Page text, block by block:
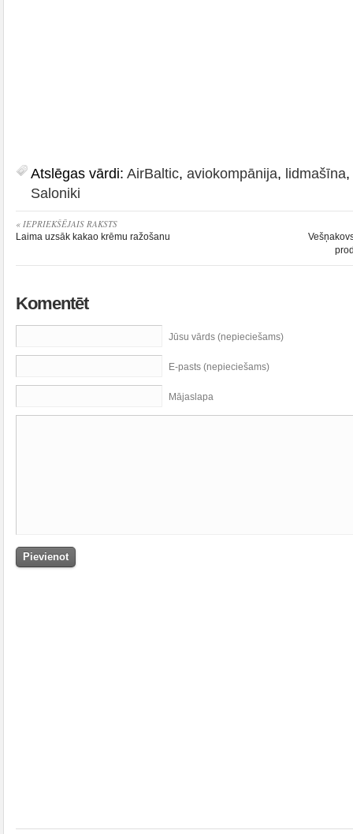
Atslēgas vārdi: AirBaltic, aviokompānija, lidmašīna,
Saloniki
« IEPRIEKŠĒJAIS RAKSTS
Laima uzsāk kakao krēmu ražošanu
Komentēt
Jūsu vārds (nepieciešams)
E-pasts (nepieciešams)
Mājaslapa